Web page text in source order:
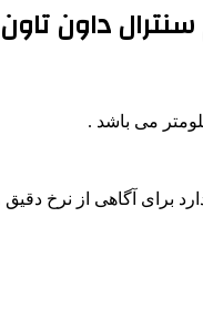
داون
برای آگاهی از نرخ